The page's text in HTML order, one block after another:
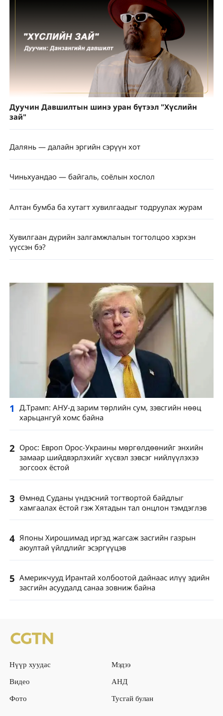
Дуучин Давшилтын шинэ уран бүтээл "Хүслийн
зай"
Далянь — далайн эргийн сэрүүн хот
Чиньхуандао — байгаль, соёлын хослол
Алтан бумба ба хутагт хувилгаадыг тодруулах журам
Хувилгаан дүрийн залгамжлалын тогтолцоо хэрхэн
үүссэн бэ?
1 Д.Трамп: АНУ-д зарим төрлийн сум, зэвсгийн нөөц
харьцангуй хомс байна
2 Орос: Европ Орос-Украины мөргөлдөөнийг энхийн
замаар шийдвэрлэхийг хүсвэл зэвсэг нийлүүлэхээ
зогсоох ёстой
3 Өмнөд Суданы үндэсний тогтвортой байдлыг
хамгаалах ёстой гэж Хятадын тал онцлон тэмдэглэв
4 Японы Хирошимад иргэд жагсаж засгийн газрын
аюултай үйлдлийг эсэргүүцэв
5 Америкчууд Ирантай холбоотой дайнаас илүү эдийн
засгийн асуудалд санаа зовниж байна
Нүүр хуудас
Мэдээ
Видео
АНД
Фото
Тусгай булан